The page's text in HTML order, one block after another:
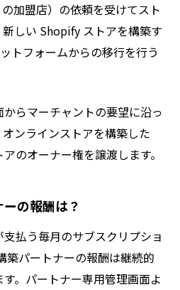
加盟店）の依頼を受けてスト
しい Shopify ストアを構築す
トフォームからの移行を行う
らマーチャントの要望に沿っ
ンラインストアを構築した
のオーナー権を譲渡します。
の報酬は？
払う毎月のサブスクリプショ
築パートナーの報酬は継続的
。パートナー専用管理画面よ